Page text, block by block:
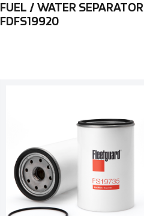
FUEL / WATER SEPARATOR
FDFS19920